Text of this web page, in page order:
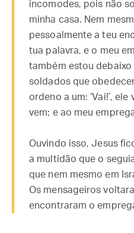
incomodes, pois não
minha casa. Nem
pessoalmente a teu
tua palavra, e o meu
também estou
soldados que
ordeno a um: ‘Vai!’, ele
vem; e ao meu
Ouvindo isso, Jesus
a multidão que o
que nem mesmo em
Os mensageiros
encontraram o